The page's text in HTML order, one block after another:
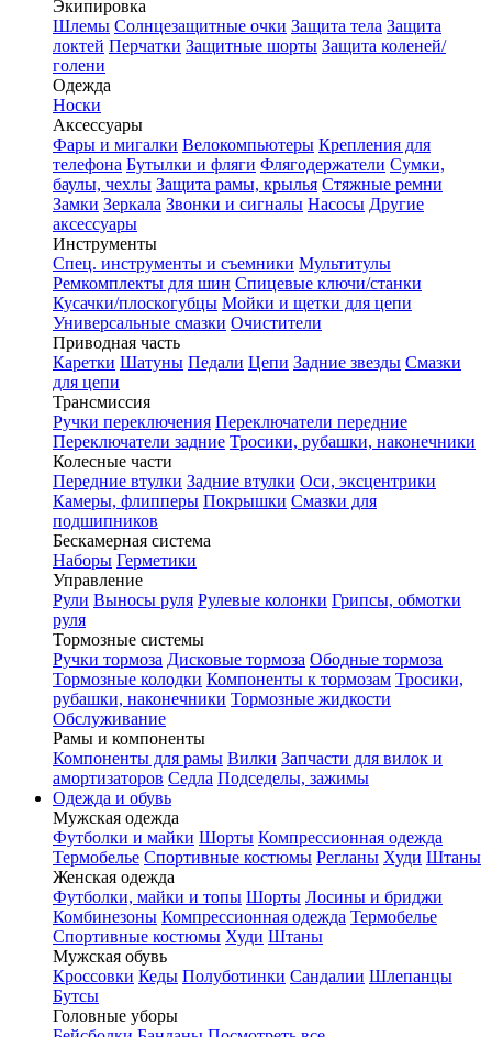
Экипировка
Шлемы Солнцезащитные очки Защита тела Защита
локтей Перчатки Защитные шорты Защита коленей/
голени
Одежда
Носки
Аксессуары
Фары и мигалки Велокомпьютеры Крепления для
телефона Бутылки и фляги Флягодержатели Сумки,
баулы, чехлы Защита рамы, крылья Стяжные ремни
Замки Зеркала Звонки и сигналы Насосы Другие
аксессуары
Инструменты
Спец. инструменты и съемники Мультитулы
Ремкомплекты для шин Спицевые ключи/станки
Кусачки/плоскогубцы Мойки и щетки для цепи
Универсальные смазки Очистители
Приводная часть
Каретки Шатуны Педали Цепи Задние звезды Смазки
для цепи
Трансмиссия
Ручки переключения Переключатели передние
Переключатели задние Тросики, рубашки, наконечники
Колесные части
Передние втулки Задние втулки Оси, эксцентрики
Камеры, флипперы Покрышки Смазки для
подшипников
Бескамерная система
Наборы Герметики
Управление
Рули Выносы руля Рулевые колонки Грипсы, обмотки
руля
Тормозные системы
Ручки тормоза Дисковые тормоза Ободные тормоза
Тормозные колодки Компоненты к тормозам Тросики,
рубашки, наконечники Тормозные жидкости
Обслуживание
Рамы и компоненты
Компоненты для рамы Вилки Запчасти для вилок и
амортизаторов Седла Подседелы, зажимы
Одежда и обувь
Мужская одежда
Футболки и майки Шорты Компрессионная одежда
Термобелье Спортивные костюмы Регланы Худи Штаны
Женская одежда
Футболки, майки и топы Шорты Лосины и бриджи
Комбинезоны Компрессионная одежда Термобелье
Спортивные костюмы Худи Штаны
Мужская обувь
Кроссовки Кеды Полуботинки Сандалии Шлепанцы
Бутсы
Головные уборы